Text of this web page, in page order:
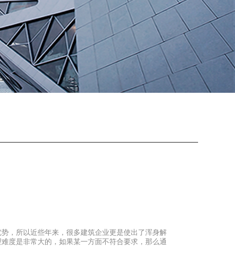
，所以近些年来，很多建筑企业更是使出了浑身解
度是非常大的，如果某一方面不符合要求，那么通